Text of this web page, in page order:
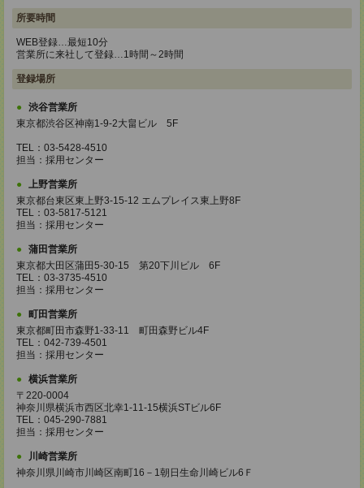
所要時間
WEB登録…最短10分
営業所に来社して登録…1時間～2時間
登録場所
渋谷営業所
東京都渋谷区神南1-9-2大畠ビル 5F
TEL：03-5428-4510
担当：採用センター
上野営業所
東京都台東区東上野3-15-12 エムプレイス東上野8F
TEL：03-5817-5121
担当：採用センター
蒲田営業所
東京都大田区蒲田5-30-15 第20下川ビル 6F
TEL：03-3735-4510
担当：採用センター
町田営業所
東京都町田市森野1-33-11 町田森野ビル4F
TEL：042-739-4501
担当：採用センター
横浜営業所
〒220-0004
神奈川県横浜市西区北幸1-11-15横浜STビル6F
TEL：045-290-7881
担当：採用センター
川崎営業所
神奈川県川崎市川崎区南町16－1朝日生命川崎ビル6Ｆ